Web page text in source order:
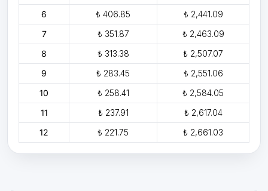
6
₺ 406.85
₺ 2,441.09
7
₺ 351.87
₺ 2,463.09
8
₺ 313.38
₺ 2,507.07
9
₺ 283.45
₺ 2,551.06
10
₺ 258.41
₺ 2,584.05
11
₺ 237.91
₺ 2,617.04
12
₺ 221.75 ₺ 2,661.03